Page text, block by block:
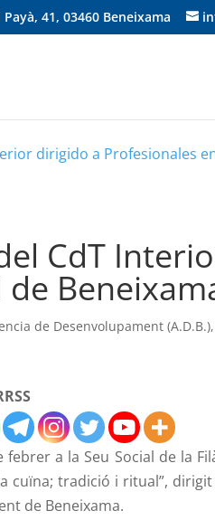
41, 03460 Beneixama
dirigido a Profesionales
CdT
de
de Desenvolupament (A.D.B.),
febrer a la Seu Social de la
cuïna; tradició i ritual”,
de Beneixama.